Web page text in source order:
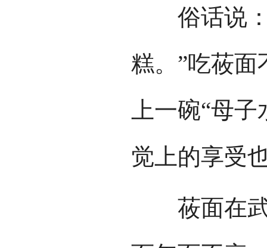
俗话说：“
糕。”吃莜
上一碗“母
觉上的享受
莜面在武